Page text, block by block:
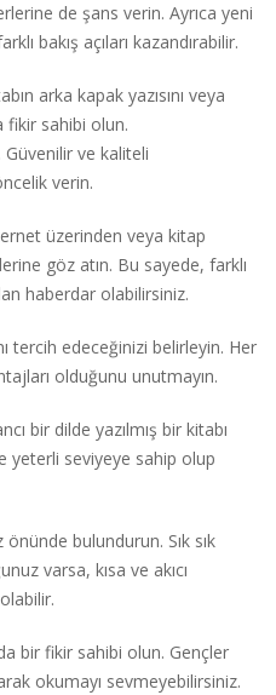
de şans verin. Ayrıca yeni
bakış açıları kazandırabilir.
arka kapak yazısını veya
fikir sahibi olun.
Güvenilir ve kaliteli
verin.
üzerinden veya kitap
göz atın. Bu sayede, farklı
haberdar olabilirsiniz.
tercih edeceğinizi belirleyin. Her
olduğunu unutmayın.
bir dilde yazılmış bir kitabı
yeterli seviyeye sahip olup
önünde bulundurun. Sık sık
varsa, kısa ve akıcı
bir fikir sahibi olun. Gençler
okumayı sevmeyebilirsiniz.